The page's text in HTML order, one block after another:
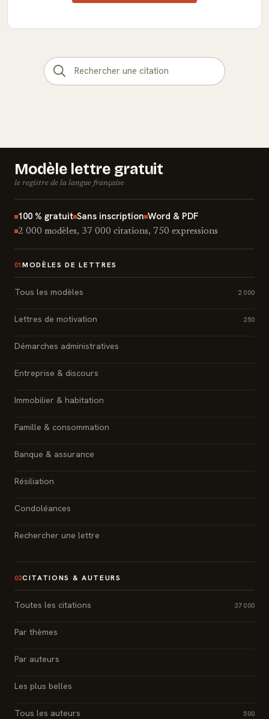
Modèle lettre gratuit
le registre de la langue française
100 % gratuit Sans inscription Word & PDF
2 000 modèles, 37 000 citations, 750 expressions
01 MODÈLES DE LETTRES
Tous les modèles 2 000
Lettres de motivation 250
Démarches administratives
Entreprise & discours
Immobilier & habitation
Famille & consommation
Banque & assurance
Résiliation
Condoléances
Rechercher une lettre
02CITATIONS & AUTEURS
Toutes les citations 37 000
Par thèmes
Par auteurs
Les plus belles
Tous les auteurs 500